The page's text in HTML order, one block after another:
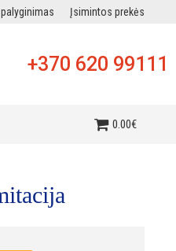
Įsimintos prekės
+370 620 99111
0.00€